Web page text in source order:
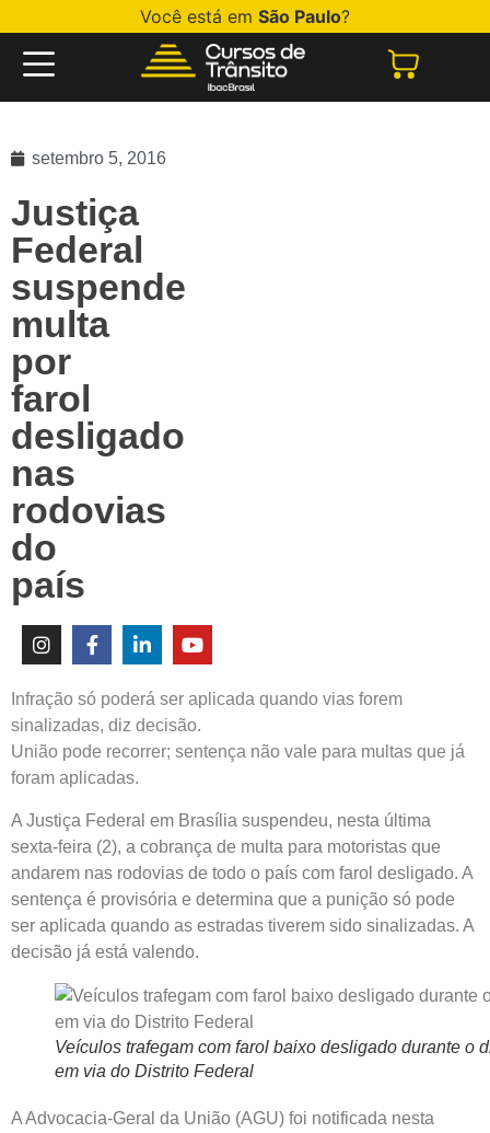
Você está em São Paulo?
setembro 5, 2016
Justiça
Federal
suspende
multa
por
farol
desligado
nas
rodovias
do
país
Infração só poderá ser aplicada quando vias forem
sinalizadas, diz decisão.
União pode recorrer; sentença não vale para multas que já
foram aplicadas.
A Justiça Federal em Brasília suspendeu, nesta última
sexta-feira (2), a cobrança de multa para motoristas que
andarem nas rodovias de todo o país com farol desligado. A
sentença é provisória e determina que a punição só pode
ser aplicada quando as estradas tiverem sido sinalizadas. A
decisão já está valendo.
Veículos trafegam com farol baixo desligado durante o
em via do Distrito Federal
A Advocacia-Geral da União (AGU) foi notificada nesta